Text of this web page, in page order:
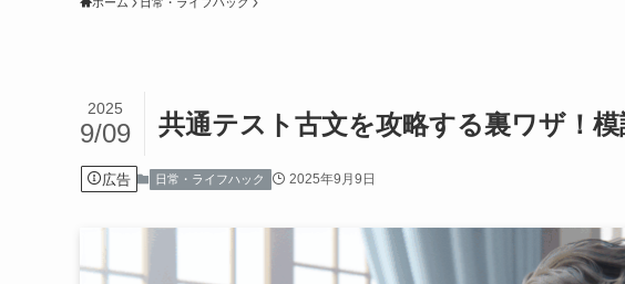
共通テスト古文を攻略する裏ワザ！
2025
9/09
広告 日常・ライフハック 2025年9月9日